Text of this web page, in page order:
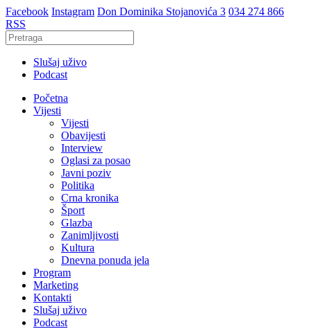
Facebook Instagram Don Dominika Stojanovića 3 034 274 866
RSS
Slušaj uživo
Podcast
Početna
Vijesti
Vijesti
Obavijesti
Interview
Oglasi za posao
Javni poziv
Politika
Crna kronika
Šport
Glazba
Zanimljivosti
Kultura
Dnevna ponuda jela
Program
Marketing
Kontakti
Slušaj uživo
Podcast